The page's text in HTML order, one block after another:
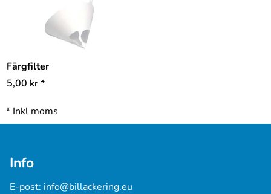
Färgfilter
5,00 kr*
* Inkl moms
Info
E-post: info@billackering.eu